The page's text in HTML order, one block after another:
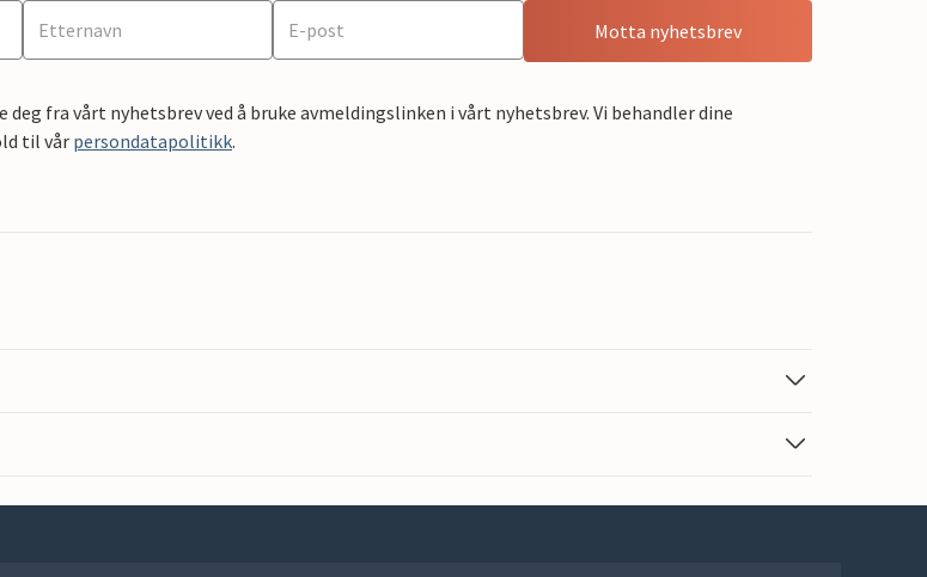
Motta nyhetsbrev
deg fra vårt nyhetsbrev ved å bruke avmeldingslinken i vårt nyhetsbrev. Vi behandler dine
til vårpersondatapolitikk.